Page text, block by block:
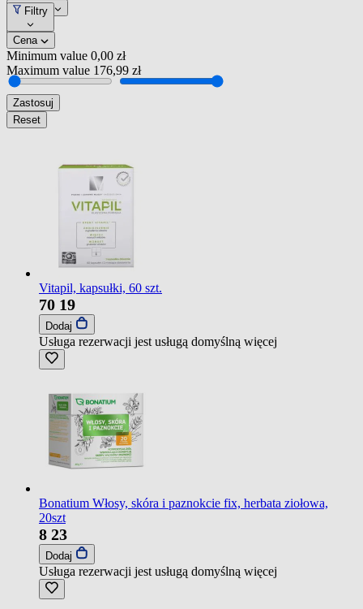
Pozycja
Filtry
Cena
Minimum value 0,00 zł
Maximum value 176,99 zł
Zastosuj
Reset
Vitapil, kapsułki, 60 szt.
70 19
Dodaj
Usługa rezerwacji jest usługą domyślną więcej
Bonatium Włosy, skóra i paznokcie fix, herbata ziołowa,
20szt
8 23
Dodaj
Usługa rezerwacji jest usługą domyślną więcej